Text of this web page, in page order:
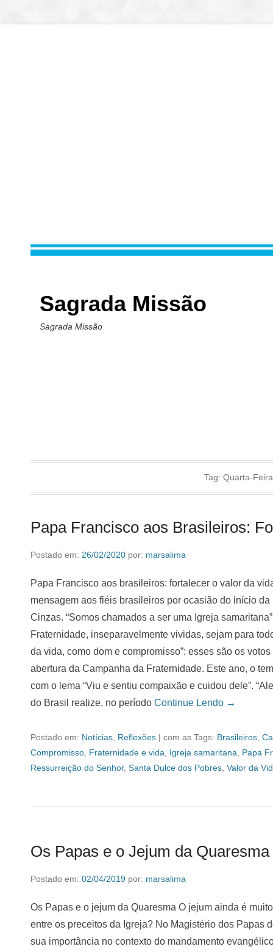
Sagrada Missão
Sagrada Missão
Tag: Quarta-
Papa Francisco aos Brasileiros:
Postado em: 26/02/2020 por: marsalima
Papa Francisco aos brasileiros: fortalecer o valor da
mensagem aos fiéis brasileiros por ocasião do início
Cinzas. “Somos chamados a ser uma Igreja
Fraternidade, inseparavelmente vividas, sejam para
da vida, como dom e compromisso”: esses são os
abertura da Campanha da Fraternidade. Este ano, o
com o lema “Viu e sentiu compaixão e cuidou dele”.
do Brasil realize, no período Continue Lendo →
Postado em: Notícias Reflexões | com as Tags: Brasileiros
Compromisso Fraternidade e vida Igreja samaritana
Papa
Ressurreição do Senhor, Santa Dulce dos Pobres Valor da
Os Papas e o Jejum da Quaresma
Postado em: 02/04/2019 por: marsalima
Os Papas e o jejum da Quaresma O jejum ainda é
entre os preceitos da Igreja? No Magistério dos Papas
sua importância no contexto do mandamento